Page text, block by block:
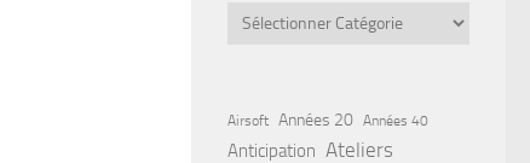
Airsoft Années 20 Années 40
Anticipation Ateliers